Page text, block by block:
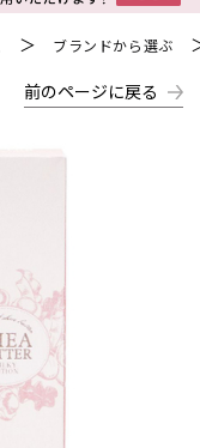
＞ ブランドから選ぶ
前のページに戻る